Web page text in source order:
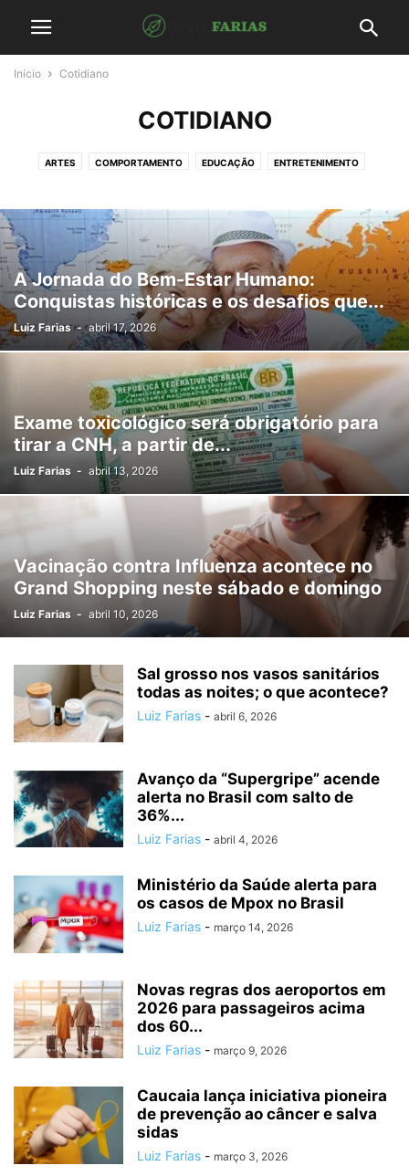
Início Cotidiano
COTIDIANO
ARTES COMPORTAMENTO EDUCAÇÃO ENTRETENIMENTO
A Jornada do Bem-Estar Humano:
Conquistas históricas e os desafios que...
Luiz Farias - abril 17, 2026
Exame toxicológico será obrigatório para
tirar a CNH, a partir de...
Luiz Farias - abril 13, 2026
Vacinação contra Influenza acontece no
Grand Shopping neste sábado e domingo
Luiz Farias - abril 10, 2026
Sal grosso nos vasos sanitários
todas as noites; o que acontece?
Luiz Farias - abril 6, 2026
Avanço da “Supergripe” acende
alerta no Brasil com salto de
36%...
Luiz Farias - abril 4, 2026
Ministério da Saúde alerta para
os casos de Mpox no Brasil
Luiz Farias - março 14, 2026
Novas regras dos aeroportos em
2026 para passageiros acima
dos 60...
Luiz Farias - março 9, 2026
Caucaia lança iniciativa pioneira
de prevenção ao câncer e salva
sidas
Luiz Farias - março 3, 2026